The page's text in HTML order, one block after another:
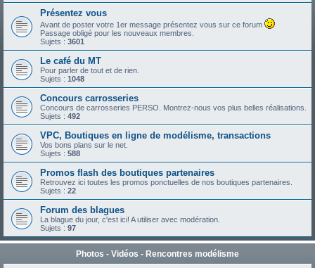
Présentez vous
Avant de poster votre 1er message présentez vous sur ce forum
Passage obligé pour les nouveaux membres.
Sujets : 3601
Le café du MT
Pour parler de tout et de rien.
Sujets : 1048
Concours carrosseries
Concours de carrosseries PERSO. Montrez-nous vos plus belles réalisations.
Sujets : 492
VPC, Boutiques en ligne de modélisme, transactions
Vos bons plans sur le net.
Sujets : 588
Promos flash des boutiques partenaires
Retrouvez ici toutes les promos ponctuelles de nos boutiques partenaires.
Sujets : 22
Forum des blagues
La blague du jour, c'est ici! A utiliser avec modération.
Sujets : 97
Photos - Vidéos - Rencontres modélisme